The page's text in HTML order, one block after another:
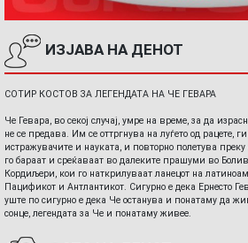
ИЗЈАВА НА ДЕНОТ
СОТИР КОСТОВ ЗА ЛЕГЕНДАТА НА ЧЕ ГЕВАРА
Че Гевара, во секој случај, умре на време, за да
не се предава. Им се оттргнува на луѓето од рацете,
истражувачите и науката, и повторно полетува
го бараат и среќаваат во далеките прашуми во
Кордиљери, кои го наткрилуваат ланецот на
Пацификот и Антлантикот. Сигурно е дека Ернесто
уште по сигурно е дека Че останува и понатаму да
сонце, легендата за Че и понатаму живее.